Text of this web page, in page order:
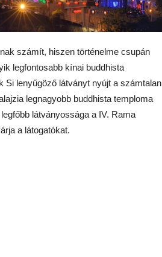
számít, hiszen történelme csupán
legfontosabb kínai buddhista
Si lenyűgöző látványt nyújt a számtalan
legnagyobb buddhista temploma
látványossága a IV. Rama
a látogatókat.